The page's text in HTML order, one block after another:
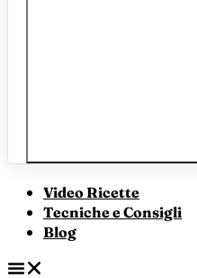
Video Ricette
Tecniche e Consigli
Blog